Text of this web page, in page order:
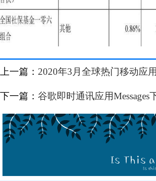
上一篇： 2020年3月全球热门移动应
下一篇： 谷歌即时通讯应用Messages